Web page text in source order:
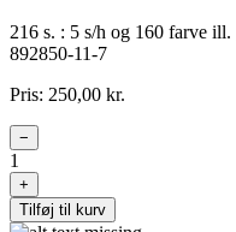
216 s. : 5 s/h og 160 farve
892850-11-7
Pris: 250,00 kr.
−
1
+
Tilføj til kurv